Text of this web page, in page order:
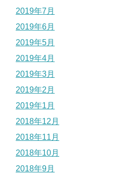
2019年7月
2019年6月
2019年5月
2019年4月
2019年3月
2019年2月
2019年1月
2018年12月
2018年11月
2018年10月
2018年9月